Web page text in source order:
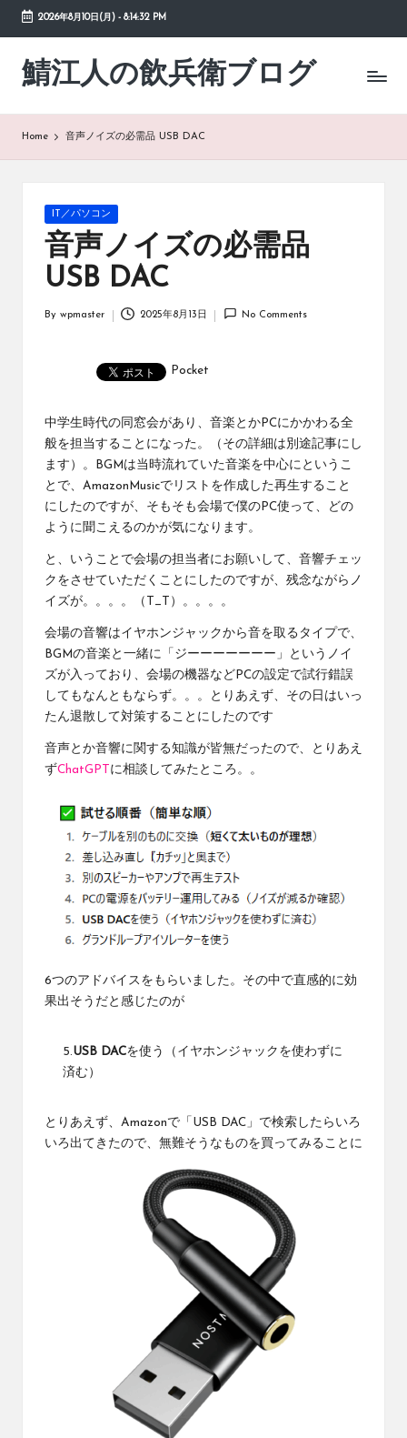
Skip
content
2026年8月10日(月)- 8:14:33 PM
鯖江人の飲兵衛ブログ
日々
の
Home 音声ノイズの必需品 USB DAC
Posted
in
IT／パソコン
音声ノイズの必需品
USB DAC
By wpmaster 2025年8月13日 No Comments
Pocket
中学生時代の同窓会があり、音楽とかPCにかかわる全
般を担当することになった。（その詳細は別途記事にし
ます）。BGMは当時流れていた音楽を中心にというこ
とで、AmazonMusicでリストを作成した再生すること
にしたのですが、そもそも会場で僕のPC使って、どの
ように聞こえるのかが気になります。
と、いうことで会場の担当者にお願いして、音響チェッ
クをさせていただくことにしたのですが、残念ながらノ
イズが。。。。（T_T）。。。。
会場の音響はイヤホンジャックから音を取るタイプで、
BGMの音楽と一緒に「ジーーーーーーー」というノイ
ズが入っており、会場の機器などPCの設定で試行錯誤
してもなんともならず。。。とりあえず、その日はいっ
たん退散して対策することにしたのです
音声とか音響に関する知識が皆無だったので、とりあえ
ずChatGPT に相談してみたところ。。
6つのアドバイスをもらいました。その中で直感的に効
果出そうだと感じたのが
5. USB DACを使う（イヤホンジャックを使わずに
済む）
とりあえず、Amazonで「USB DAC」で検索したらいろ
いろ出てきたので、無難そうなものを買ってみることに